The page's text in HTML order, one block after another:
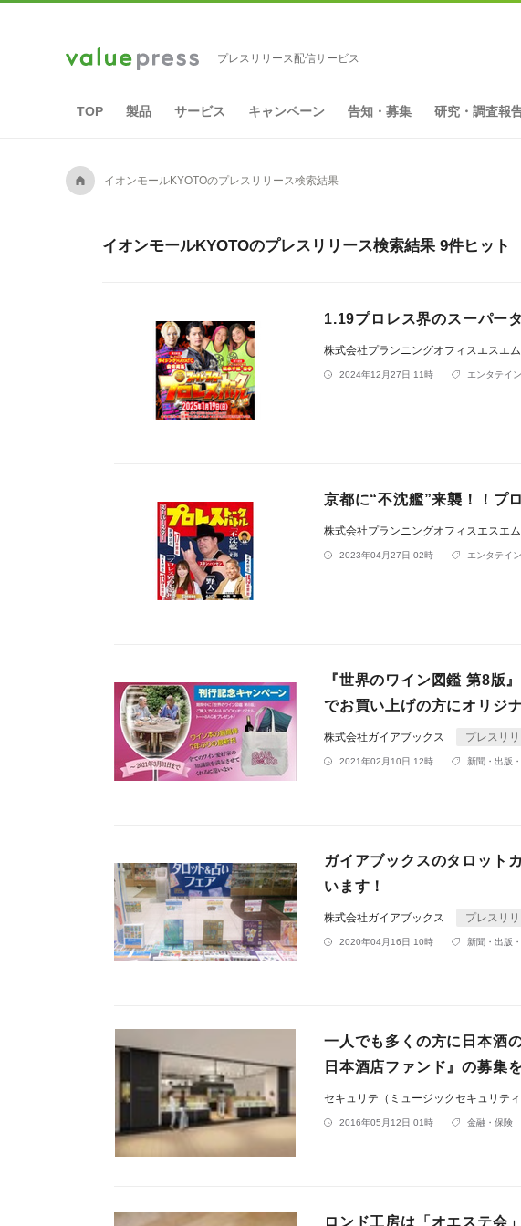
プレスリリース配信サービス
TOP 製品 サービス キャンペーン 告知・募集 研究・調査報
A イオンモールKYOTOのプレスリリース検索結果
イオンモールKYOTOのプレスリリース検索結果 9件ヒット
1.19プロレス界のスーパー
株式会社プランニングオフィスエスエ
2024年12月27日 11時 エンタテイ
京都に“不沈艦”来襲！！プ
株式会社プランニングオフィスエスエ
2023年04月27日 02時 エンタテイ
『世界のワイン図鑑 第8版
でお買い上げの方にオリジ
株式会社ガイアブックス プレスリ
2021年02月10日 12時 新聞・出版
ガイアブックスのタロッ
います！
株式会社ガイアブックス プレスリ
2020年04月16日 10時 新聞・出版
一人でも多くの方に日本酒
日本酒店ファンド』の募集
セキュリテ（ミュージックセキュリテ
2016年05月12日 01時 金融・保険
ロンド工房は「オエステ会